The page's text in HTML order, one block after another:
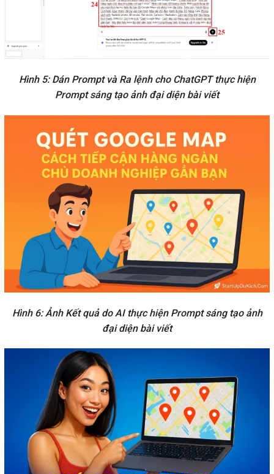
Hình 5: Dán Prompt và Ra lệnh cho ChatGPT thực hiện
Prompt sáng tạo ảnh đại diện bài viết
Hình 6: Ảnh Kết quả do AI thực hiện Prompt sáng tạo ảnh
đại diện bài viết